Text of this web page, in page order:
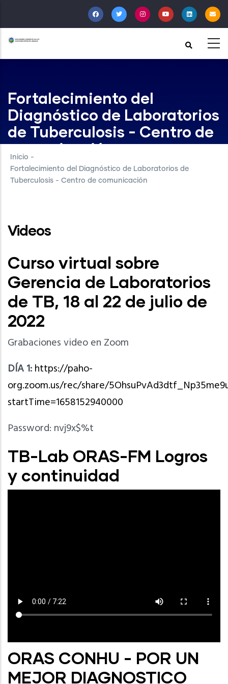
al
contenido
principal
Fortalecimiento del
Diagnóstico de Laboratorios
de Tuberculosis - Centro de
comunicación
Inicio -
Fortalecimiento del Diagnóstico de Laboratorios de
Tuberculosis - Centro de comunicación
Videos
Curso virtual sobre
Gerencia de Laboratorios
de TB, 18 al 22 de julio de
2022
Grabaciones video en Zoom
DÍA 1:https://paho-
org.zoom.us/rec/share/
startTime=1658152940000
Password: nvj9x$%t
TB-Lab ORAS-FM Logros
y continuidad
ORAS CONHU - POR UN
MEJOR DIAGNOSTICO